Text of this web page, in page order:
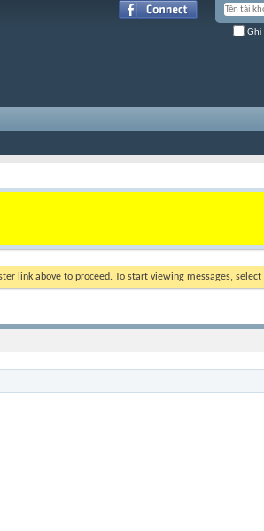
Ghi
link above to proceed. To start viewing messages,